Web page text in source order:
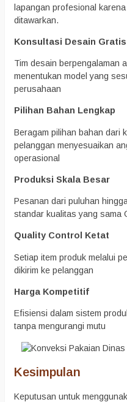
lapangan profesional
ditawarkan.
Konsultasi Desain Gratis
Tim desain berpengalaman
menentukan model yang
perusahaan
Pilihan Bahan Lengkap
Beragam pilihan bahan dari
pelanggan menyesuaikan
operasional
Produksi Skala Besar
Pesanan dari puluhan
standar kualitas yang sama
Quality Control Ketat
Setiap item produk melalui
dikirim ke pelanggan
Harga Kompetitif
Efisiensi dalam sistem
tanpa mengurangi mutu
Kesimpulan
Keputusan untuk